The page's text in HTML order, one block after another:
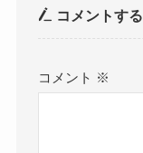
コメントする
コメント ※